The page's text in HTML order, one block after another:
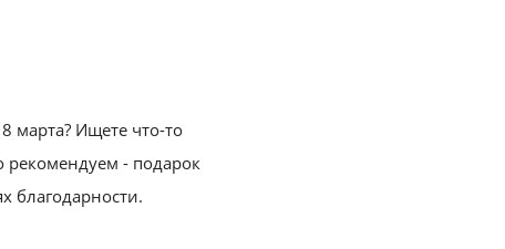
марта? Ищете что-то
- подарок
благодарности.